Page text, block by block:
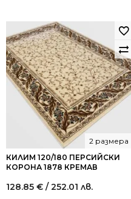
КИЛИМ 120/180 ПЕРСИЙСКИ
КОРОНА 1878 КРЕМАВ
2 размера
128.85 € / 252.01 лв.